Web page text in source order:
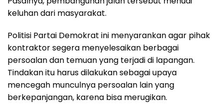
keluhan dari masyarakat.
Politisi Partai Demokrat ini menyarankan agar pihak
kontraktor segera menyelesaikan berbagai
persoalan dan temuan yang terjadi di lapangan.
Tindakan itu harus dilakukan sebagai upaya
mencegah munculnya persoalan lain yang
berkepanjangan, karena bisa merugikan.